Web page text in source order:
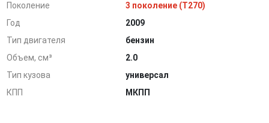
Поколение
3 поколение (T270)
Год
2009
Тип двигателя
бензин
Объем, см³
2.0
Тип кузова
универсал
КПП
МКПП